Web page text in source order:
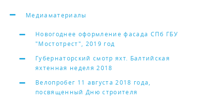
Медиаматериалы
Новогоднее оформление фасада СПб ГБУ
"Мостотрест", 2019 год
Губернаторский смотр яхт. Балтийская
яхтенная неделя 2018
Велопробег 11 августа 2018 года,
посвященный Дню строителя